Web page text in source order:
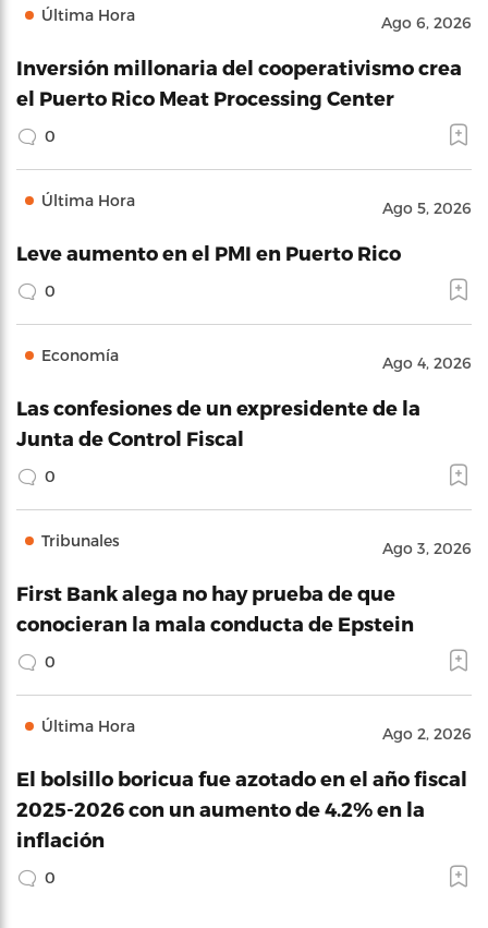
Última Hora Ago 6, 2026
Inversión millonaria del cooperativismo crea
el Puerto Rico Meat Processing Center
0
Última Hora Ago 5, 2026
Leve aumento en el PMI en Puerto Rico
0
Economía Ago 4, 2026
Las confesiones de un expresidente de la
Junta de Control Fiscal
0
Tribunales Ago 3, 2026
First Bank alega no hay prueba de que
conocieran la mala conducta de Epstein
0
Última Hora Ago 2, 2026
El bolsillo boricua fue azotado en el año fiscal
2025-2026 con un aumento de 4.2% en la
inflación
0